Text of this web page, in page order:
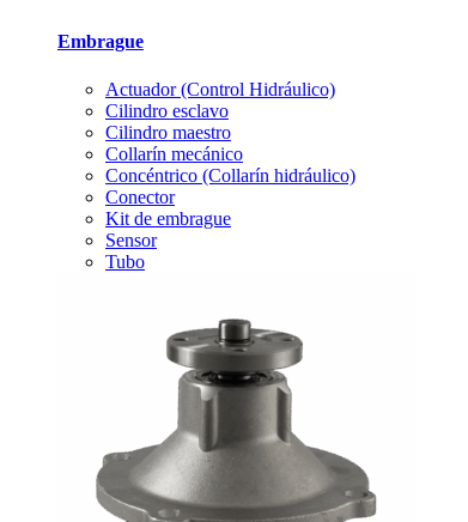
Embrague
Actuador (Control Hidráulico)
Cilindro esclavo
Cilindro maestro
Collarín mecánico
Concéntrico (Collarín hidráulico)
Conector
Kit de embrague
Sensor
Tubo